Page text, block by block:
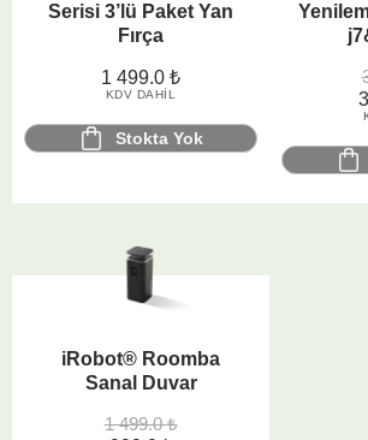
Serisi 3’lü Paket Yan
Fırça
1 499.0 ₺
KDV DAHIL
Stokta Yok
iRobot® Roomba
Sanal Duvar
1 499.0₺